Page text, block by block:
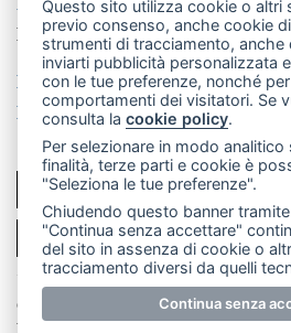
Made by VIP
Privacy policy
Cookie policy
Rivedi le tue scelte sui cookie
SCRIVICI
PER LA TUA
© Copyright Merateonline S.r.l.
Questo sito utilizza cookie o altri
previo consenso, anche cookie
strumenti di tracciamento, anche
inviarti pubblicità personalizzata
con le tue preferenze, nonché
comportamenti dei visitatori. Se
consulta lacookie policy.
Per selezionare in modo
finalità, terze parti e cookie è
"Seleziona le tue preferenze".
Chiudendo questo banner
"Continua senza accettare"
del sito in assenza di cookie o
tracciamento diversi da quelli
Continua senza